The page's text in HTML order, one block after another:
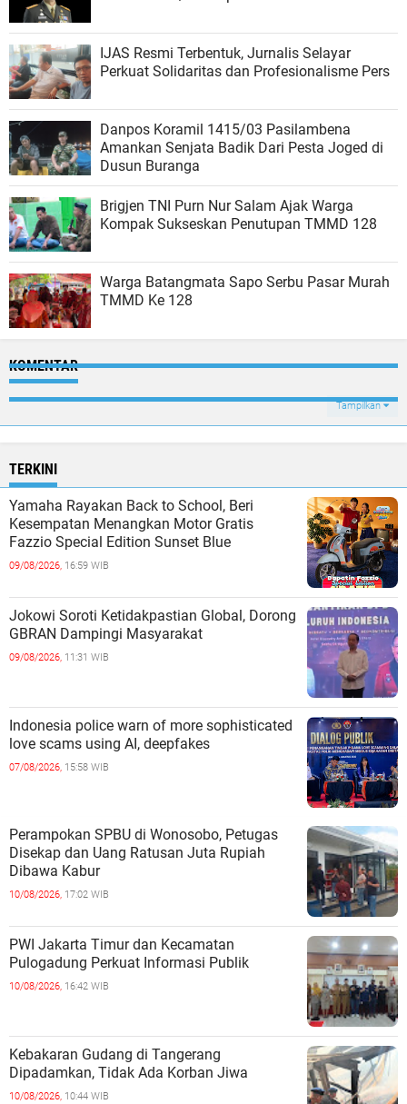
IJAS Resmi Terbentuk, Jurnalis Selayar
Perkuat Solidaritas dan Profesionalisme Pers
Danpos Koramil 1415/03 Pasilambena
Amankan Senjata Badik Dari Pesta Joged di
Dusun Buranga
Brigjen TNI Purn Nur Salam Ajak Warga
Kompak Sukseskan Penutupan TMMD 128
Warga Batangmata Sapo Serbu Pasar Murah
TMMD Ke 128
KOMENTAR
Tampilkan
TERKINI
Yamaha Rayakan Back to School, Beri
Kesempatan Menangkan Motor Gratis
Fazzio Special Edition Sunset Blue
09/08/2026, 16:59 WIB
Jokowi Soroti Ketidakpastian Global, Dorong
GBRAN Dampingi Masyarakat
09/08/2026, 11:31 WIB
Indonesia police warn of more sophisticated
love scams using AI, deepfakes
07/08/2026, 15:58 WIB
Perampokan SPBU di Wonosobo, Petugas
Disekap dan Uang Ratusan Juta Rupiah
Dibawa Kabur
10/08/2026, 17:02 WIB
PWI Jakarta Timur dan Kecamatan
Pulogadung Perkuat Informasi Publik
10/08/2026, 16:42 WIB
Kebakaran Gudang di Tangerang
Dipadamkan, Tidak Ada Korban Jiwa
10/08/2026, 10:44 WIB